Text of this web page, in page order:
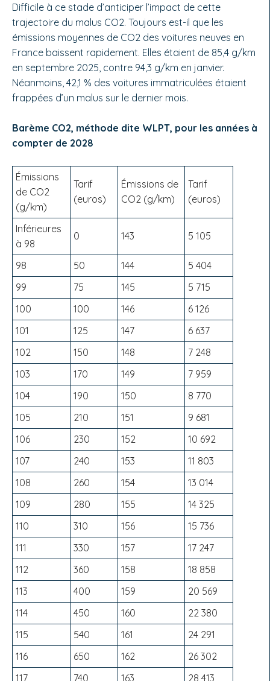
Difficile à ce stade d’anticiper l’impact de cette
trajectoire du malus CO2. Toujours est-il que les
émissions moyennes de CO2 des voitures neuves en
France baissent rapidement. Elles étaient de 85,4 g/km
en septembre 2025, contre 94,3 g/km en janvier.
Néanmoins, 42,1 % des voitures immatriculées étaient
frappées d’un malus sur le dernier mois.
Barème CO2, méthode dite WLPT, pour les années à
compter de 2028
Émissions
de CO2
(g/km)
Tarif
(euros)
Émissions de
CO2 (g/km)
Tarif
(euros)
Inférieures
à 98
0 143 5 105
98 50 144
5 404
99
75 145
5 715
100
100 146
6 126
101
125 147
6 637
102
150 148
7 248
103
170 149
7 959
104
190 150
8 770
105
210 151
9 681
106
230 152
10 692
107
240 153
11 803
108
260 154
13 014
109
280 155
14 325
110
310 156
15 736
111
330 157
17 247
112
360 158
18 858
113
400 159
20 569
114
450 160
22 380
115
540 161
24 291
116
650 162
26 302
117
740 163 28 413